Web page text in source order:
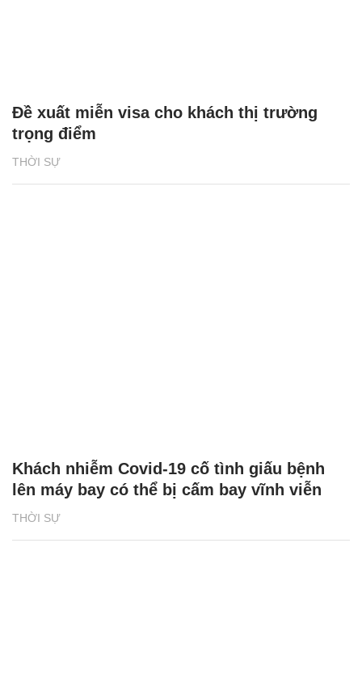
THỜI SỰ
Đề xuất miễn visa cho khách thị trường
trọng điểm
THỜI SỰ
Khách nhiễm Covid-19 cố tình giấu bệnh
lên máy bay có thể bị cấm bay vĩnh viễn